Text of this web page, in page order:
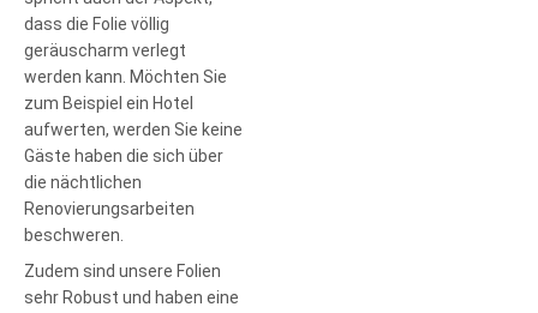
dass die Folie völlig
geräuscharm verlegt
werden kann. Möchten Sie
zum Beispiel ein Hotel
aufwerten, werden Sie keine
Gäste haben die sich über
die nächtlichen
Renovierungsarbeiten
beschweren.
Zudem sind unsere Folien
sehr Robust und haben eine